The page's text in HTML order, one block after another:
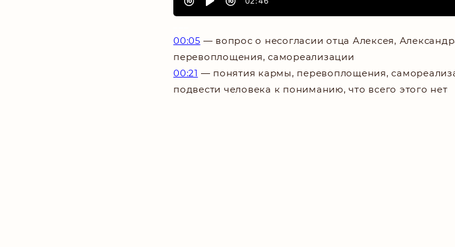
00:05 — вопрос о несогласии отца Алексея,
перевоплощения, самореализации
00:21 — понятия кармы, перевоплощения,
подвести человека к пониманию, что всего этого нет